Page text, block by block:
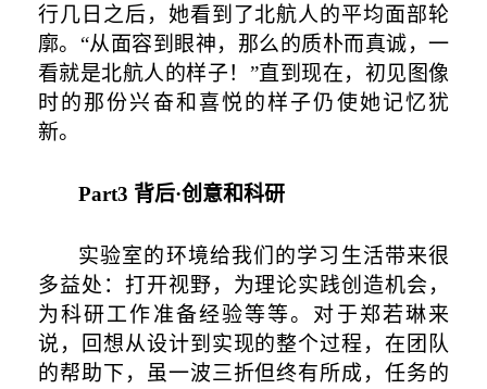
行几日之后，她看到了北航人的平均面部轮
廓。“从面容到眼神，那么的质朴而真诚，一
看就是北航人的样子！”直到现在，初见图像
时的那份兴奋和喜悦的样子仍使她记忆犹
新。
Part3 背后·创意和科研
实验室的环境给我们的学习生活带来很
多益处：打开视野，为理论实践创造机会，
为科研工作准备经验等等。对于郑若琳来
说，回想从设计到实现的整个过程，在团队
的帮助下，虽一波三折但终有所成，任务的